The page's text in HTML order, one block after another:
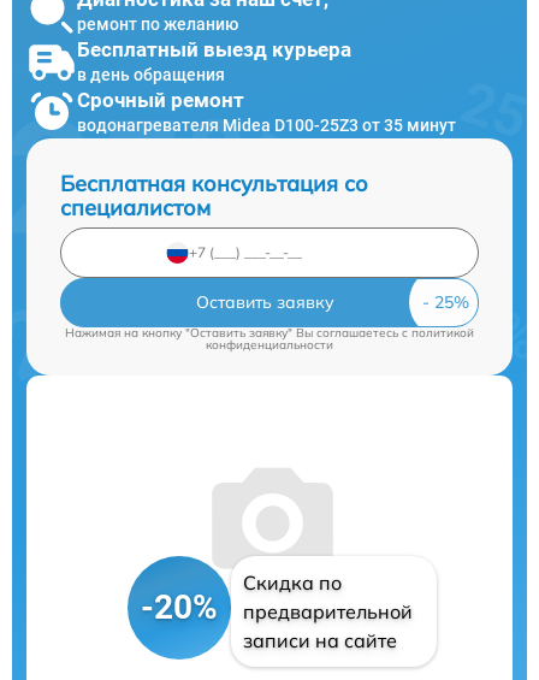
ремонт по желанию
Бесплатный выезд курьера
в день обращения
Срочный ремонт
водонагревателя Midea D100-25Z3 от 35 минут
Бесплатная консультация со
специалистом
Оставить заявку
Нажимая на кнопку "Оставить заявку" Вы соглашаетесь cполитикой
конфиденциальности
-20%
Скидка по
предварительной
записи на сайте